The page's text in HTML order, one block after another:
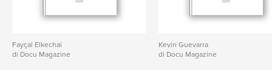
Fayçal Elkechaï
di Docu Magazine
Kevin Guevarra
di Docu Magazine